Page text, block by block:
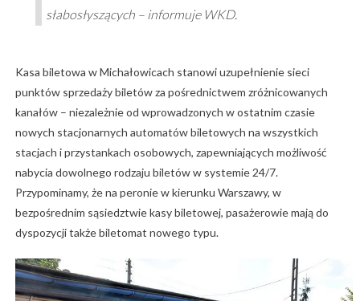
słabosłyszących – informuje WKD.
Kasa biletowa w Michałowicach stanowi uzupełnienie sieci
punktów sprzedaży biletów za pośrednictwem zróżnicowanych
kanałów – niezależnie od wprowadzonych w ostatnim czasie
nowych stacjonarnych automatów biletowych na wszystkich
stacjach i przystankach osobowych, zapewniających możliwość
nabycia dowolnego rodzaju biletów w systemie 24/7.
Przypominamy, że na peronie w kierunku Warszawy, w
bezpośrednim sąsiedztwie kasy biletowej, pasażerowie mają do
dyspozycji także biletomat nowego typu.